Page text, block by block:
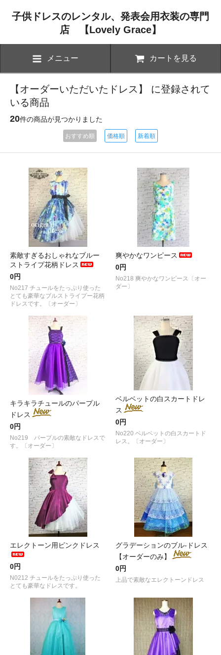
子供ドレスのレンタル、発表会用衣装の専門
店 【Lovely Grace】
メニュー カートを見る
【オーダーいただいたドレス】 に登録されて
いる商品
20件の商品が見つかりました
おすすめ順 価格順 新着順
素敵すぎるおしゃれなブルー
ストライプ花柄ドレス
0円
No217 チュールをたっぷり使った
とても豪華なブルストライプー花柄
ドレスです。〔オーダー〕
爽やかなワンピース
0円
No218 爽やかなワンピース〔オー
ダー〕
キラキラチュールのパープル
ドレス
0円
No219 パープルの素敵なドレスで
す。〔オーダー〕
ベルベットの白スカートドレ
ス
0円
No220 ベルベットの白スカートド
レス。〔オーダー〕
エレクトーン用ピンクドレス
0円
N0212 チュールをたっぷり使った
とても豪華なドレスです。
グラデーションのブル-ドレス
【オーダーのみ】
0円
上品で素敵なエレクトーンドレス